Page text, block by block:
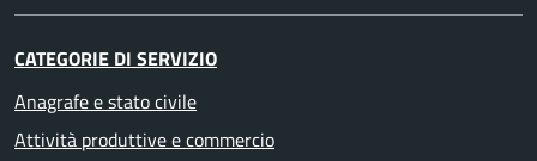
CATEGORIE DI SERVIZIO
Anagrafe e stato civile
Attività produttive e commercio